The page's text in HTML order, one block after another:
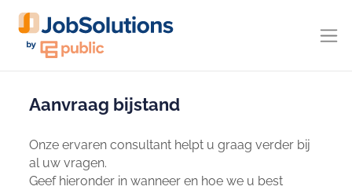
Aanvraag bijstand
Onze ervaren consultant helpt u graag verder bij
al uw vragen.
Geef hieronder in wanneer en hoe we u best